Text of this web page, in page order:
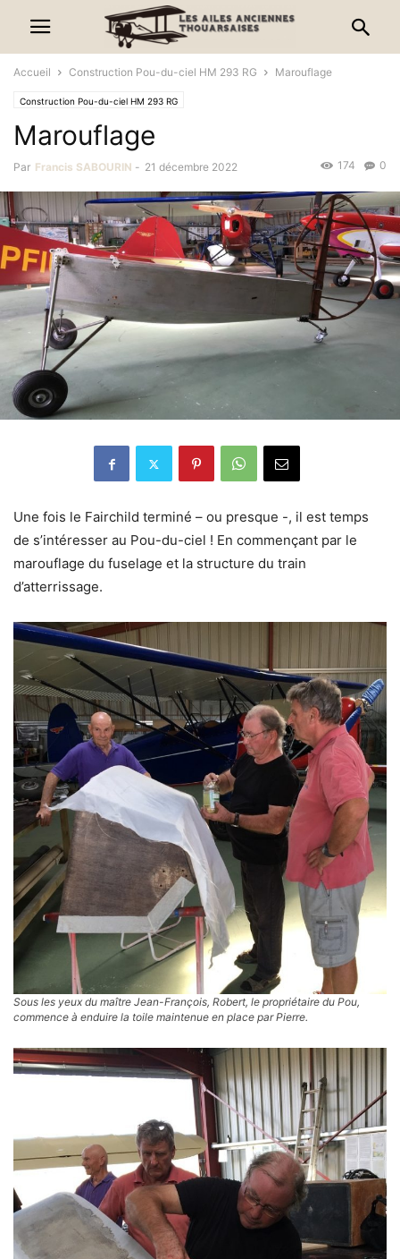
Accueil Construction Pou-du-ciel HM 293 RG Marouflage
Construction Pou-du-ciel HM 293 RG
Marouflage
Par Francis SABOURIN - 21 décembre 2022 0
174
Une fois le Fairchild terminé – ou presque -, il est temps
de s’intéresser au Pou-du-ciel ! En commençant par le
marouflage du fuselage et la structure du train
d’atterrissage.
Sous les yeux du maître Jean-François, Robert, le propriétaire du Pou,
commence à enduire la toile maintenue en place par Pierre.